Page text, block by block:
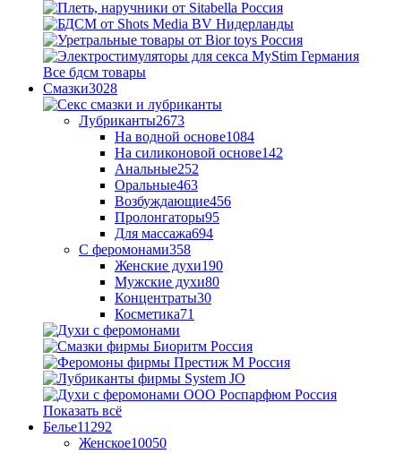
Все бдсм товары
Смазки3028
Лубриканты2673
На водной основе1084
На силиконовой основе142
Анальные252
Оральные463
Возбуждающие456
Пролонгаторы95
Для массажа694
С феромонами358
Женские духи190
Мужские духи80
Концентраты30
Косметика71
Показать всё
Белье11292
Женское10050